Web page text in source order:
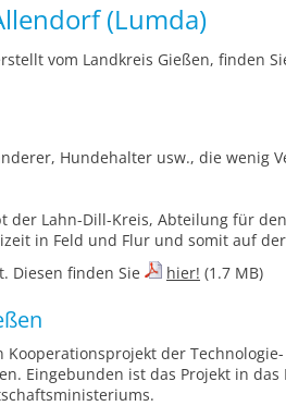
(Lumda)
vom Landkreis Gießen, finden
Hundehalter usw., die wenig
der Lahn-Dill-Kreis, Abteilung für
in Feld und Flur und somit auf
Diesen finden Sie
hier! (1.7 MB)
der
Eingebunden ist das Projekt in das